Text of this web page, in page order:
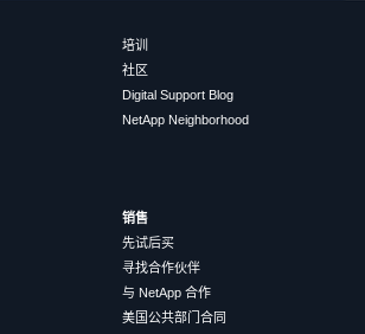
培训
社区
Digital Support Blog
NetApp Neighborhood
销售
先试后买
寻找合作伙伴
与 NetApp 合作
美国公共部门合同